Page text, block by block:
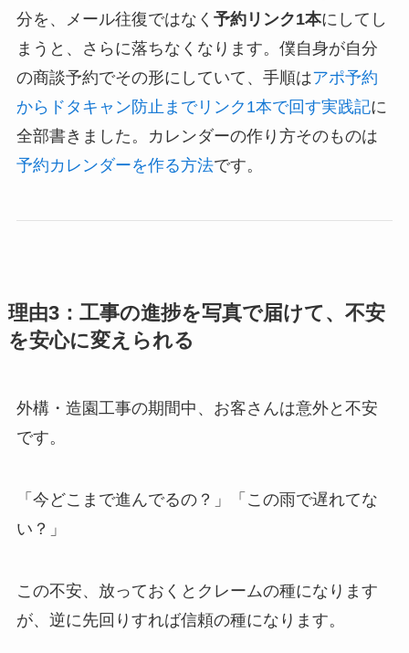
分を、メール往復ではなく 予約リンク1本にしてし
まうと、さらに落ちなくなります。僕自身が自分
の商談予約でその形にしていて、手順はアポ予約
からドタキャン防止までリンク1本で回す実践記に
全部書きました。カレンダーの作り方そのものは
予約カレンダーを作る方法です。
理由3：工事の進捗を写真で届けて、不安
を安心に変えられる
外構・造園工事の期間中、お客さんは意外と不安
です。
「今どこまで進んでるの？」「この雨で遅れてな
い？」
この不安、放っておくとクレームの種になります
が、逆に先回りすれば信頼の種になります。